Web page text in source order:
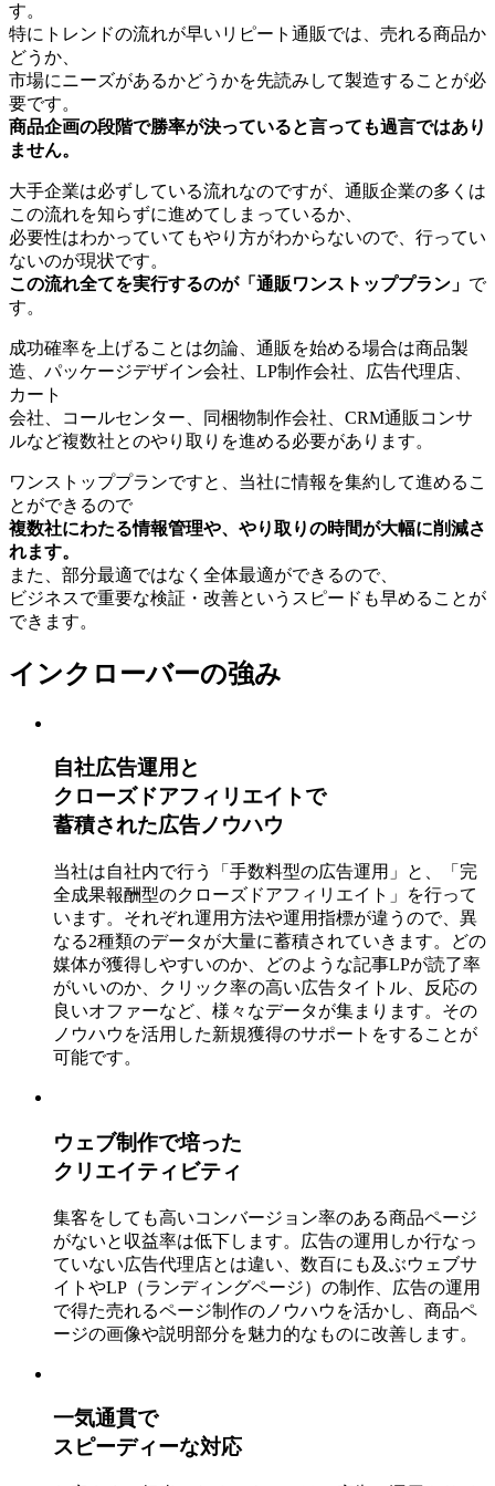
す。
特にトレンドの流れが早いリピート通販では、売れる商品か
どうか、
市場にニーズがあるかどうかを先読みして製造することが必
要です。
商品企画の段階で勝率が決っていると言っても過言ではあり
ません。
大手企業は必ずしている流れなのですが、通販企業の多くは
この流れを知らずに進めてしまっているか、
必要性はわかっていてもやり方がわからないので、行ってい
ないのが現状です。
この流れ全てを実行するのが「通販ワンストッププラン」 で
す。
成功確率を上げることは勿論、通販を始める場合は商品製
造、パッケージデザイン会社、LP制作会社、広告代理店、
カート
会社、コールセンター、同梱物制作会社、CRM通販コンサ
ルなど複数社とのやり取りを進める必要があります。
ワンストッププランですと、当社に情報を集約して進めるこ
とができるので
複数社にわたる情報管理や、やり取りの時間が大幅に削減さ
れます。
また、部分最適ではなく全体最適ができるので、
ビジネスで重要な検証・改善というスピードも早めることが
できます。
インクローバーの強み
自社広告運用と
クローズドアフィリエイトで
蓄積された広告ノウハウ
当社は自社内で行う「手数料型の広告運用」と、「完
全成果報酬型のクローズドアフィリエイト」を行って
います。それぞれ運用方法や運用指標が違うので、異
なる2種類のデータが大量に蓄積されていきます。どの
媒体が獲得しやすいのか、どのような記事LPが読了率
がいいのか、クリック率の高い広告タイトル、反応の
良いオファーなど、 様々なデータが集まります。その
ノウハウを活用した新規獲得のサポート をすることが
可能です。
ウェブ制作で培った
クリエイティビティ
集客をしても高いコンバージョン率のある商品ページ
がないと収益率は低下します。広告の運用しか行なっ
ていない広告代理店とは違い、数百にも及ぶウェブサ
イトやLP（ランディングページ）の制作、広告の運用
で得た売れるページ制作のノウハウ を活かし、商品ペ
ージの画像や説明部分を魅力的なものに改善します。
一気通貫で
スピーディーな対応